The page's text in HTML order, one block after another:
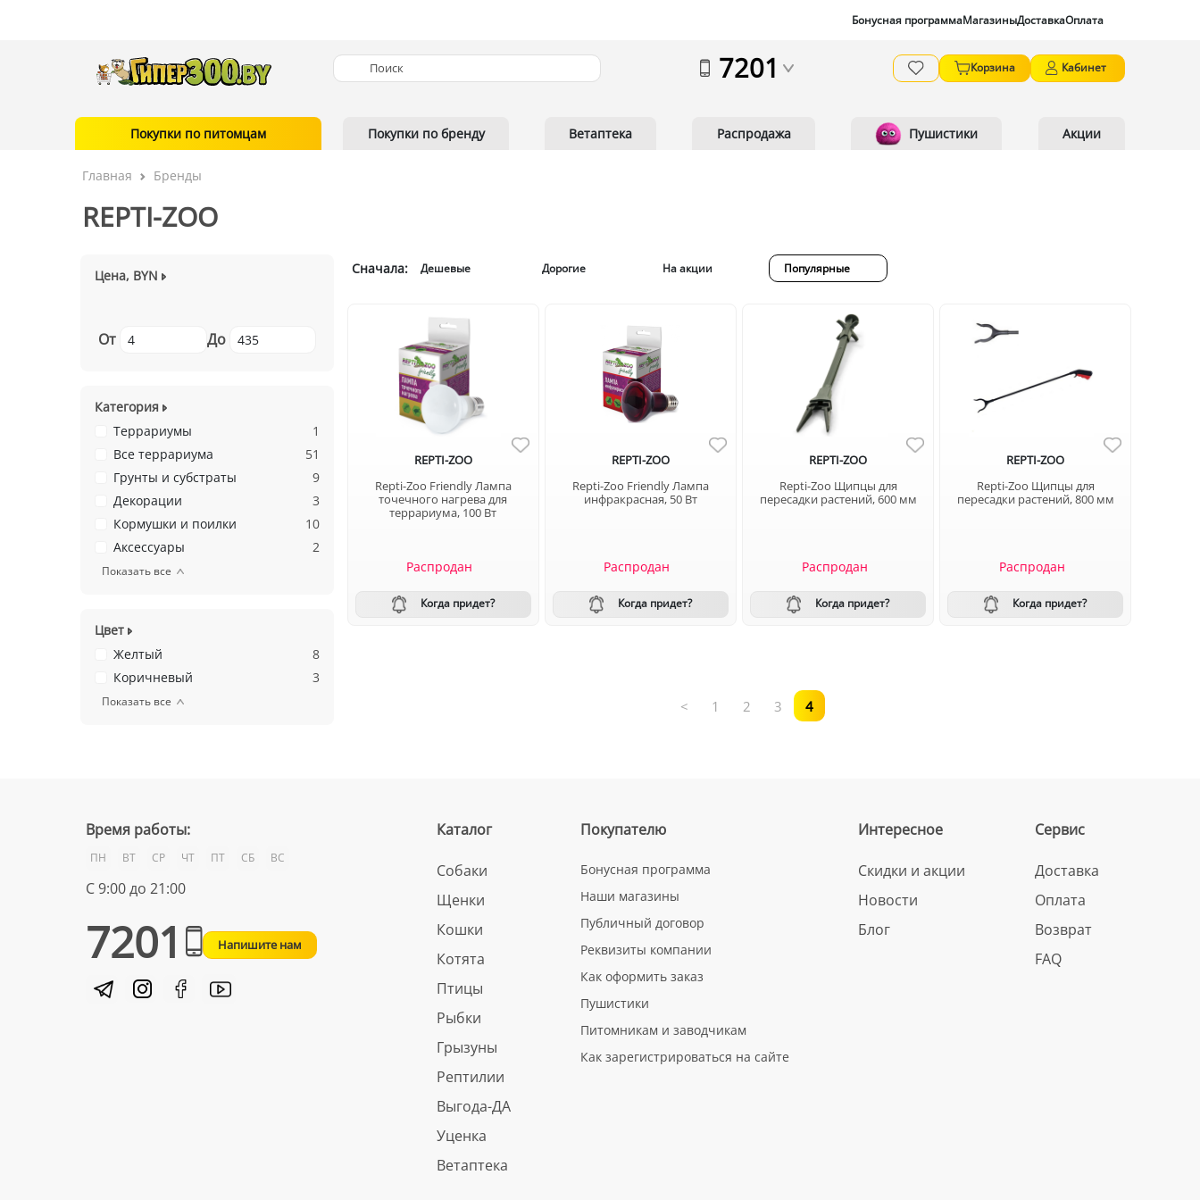
Бонусная программаМагазиныДоставкаОплата
7201 Корзина Кабинет
Покупки по питомцам Покупки по бренду Ветаптека Распродажа Пушистики Акции
Главная Бренды
REPTI-ZOO
Цена, BYN
От До
Категория
Террариумы
1
Все террариума
51
Грунты и субстраты
9
Декорации
3
Кормушки и поилки
10
Аксессуары
2
Показать все
Цвет
Желтый
8
Коричневый
3
Показать все
Сначала: Дешевые Дорогие На акции Популярные
REPTI-ZOO
Repti-Zoo Friendly Лампа
точечного нагрева для
террариума, 100 Вт
Распродан
Когда придет?
REPTI-ZOO
Repti-Zoo Friendly Лампа
инфракрасная, 50 Вт
Распродан
Когда придет?
REPTI-ZOO
Repti-Zoo Щипцы для
пересадки растений, 600 мм
Распродан
Когда придет?
REPTI-ZOO
Repti-Zoo Щипцы для
пересадки растений, 800 мм
Распродан
Когда придет?
< 1 2 3 4
Время работы:
ПН ВТ СР ЧТ ПТ СБ ВС
С 9:00 до 21:00
7201 Напишите нам
Каталог
Собаки
Щенки
Кошки
Котята
Птицы
Рыбки
Грызуны
Рептилии
Выгода-ДА
Уценка
Ветаптека
Покупателю
Бонусная программа
Наши магазины
Публичный договор
Реквизиты компании
Как оформить заказ
Пушистики
Питомникам и заводчикам
Как зарегистрироваться на сайте
Интересное
Скидки и акции
Новости
Блог
Сервис
Доставка
Оплата
Возврат
FAQ